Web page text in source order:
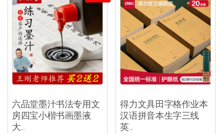
六品堂墨汁书法专用文
房四宝小楷书画墨液
大...
得力文具田字格作业本
汉语拼音本生字三线
英...